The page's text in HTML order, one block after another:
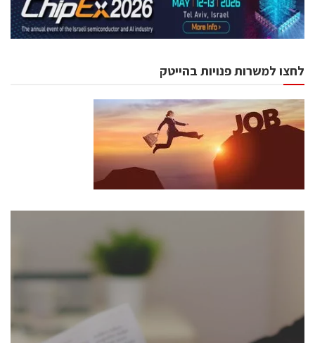
לחצו למשרות פנויות בהייטק
כנסים ואירועים
לכל העוסקים בתעשיית הסמיקונדקטור כולל מהנדסים,